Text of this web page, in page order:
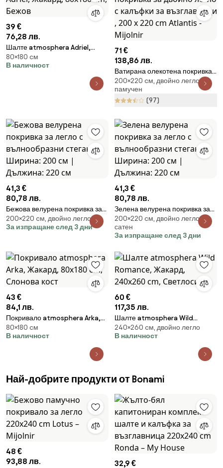
39 €
76,28 лв.
Шалте atmosphera Adriel,
Жакард, 80x180 cm, Бежов
80×180 cм
В наличност
71 €
138,86 лв.
Ватирана олекотена покривка
за двойно легло с калъфки за
възглавници , 200 x 220 cm
Atlantis - Mijolnir
200×220 cм, двойно легло,
памучен
(97)
41,3 €
80,78 лв.
Бежова велурена покривка за
легло с вълнообразни стегания
Ширина: 200 см | Дължина: 220
200×220 cм, двойно легло
За изпращане след 3 дни
41,3 €
80,78 лв.
Зелена велурена покривка за
легло с вълнообразни стегания
Ширина: 200 см | Дължина: 220
см
200×220 cм, двойно легло,
сатен
За изпращане след 3 дни
43 €
84,1 лв.
Покривало atmosphera Arka,
Жакард, 80x180 cm, Слонова
кост
80×180 cм
В наличност
60 €
117,35 лв.
Шалте atmosphera Wild
Romance, Жакард, 240x260
cm, Светлосин
240×260 cм, двойно легло
В наличност
Най-добрите продукти от Bonami
48 €
93,88 лв.
32,9 €